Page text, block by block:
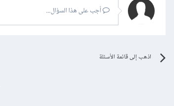
أجب على هذا السؤال...
اذهب إلى قائمة الأسئلة